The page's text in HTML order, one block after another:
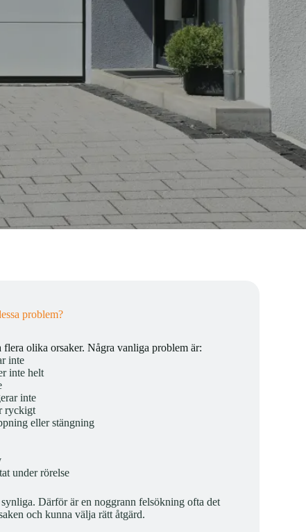
problem?
flera olika orsaker. Några vanliga problem är:
inte
inte helt
inte
ryckigt
eller stängning
under rörelse
Därför är en noggrann felsökning ofta det
och kunna välja rätt åtgärd.